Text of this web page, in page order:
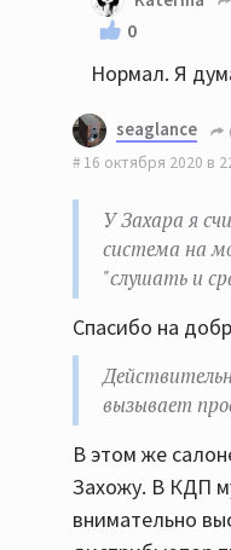
0
Нормал. Я
seaglance
16 октября 2020 в
У Захара я
система на
"слушать и
Спасибо на
вызывает
В этом же
Захожу. В КДП
внимательно